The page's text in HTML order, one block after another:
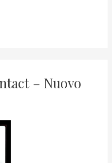
– Nuovo